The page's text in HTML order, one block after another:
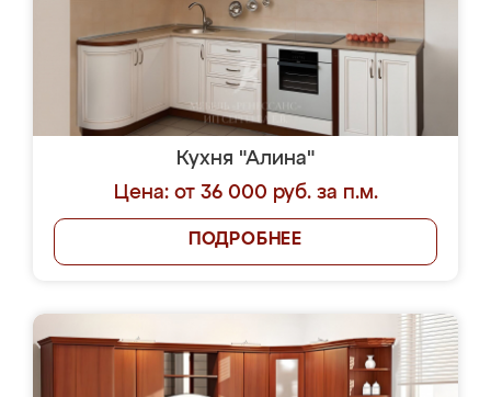
Кухня "Алина"
Цена: от 36 000 руб. за п.м.
ПОДРОБНЕЕ